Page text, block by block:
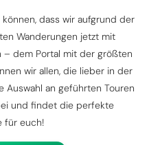
dass wir aufgrund der
Wanderungen jetzt mit
– dem Portal mit der größten
wir allen, die lieber in der
an geführten Touren
und findet die perfekte
für euch!